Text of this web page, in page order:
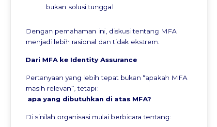
bukan solusi tunggal
Dengan pemahaman ini, diskusi tentang MFA
menjadi lebih rasional dan tidak ekstrem.
Dari MFA ke Identity Assurance
Pertanyaan yang lebih tepat bukan “apakah MFA
masih relevan”, tetapi:
apa yang dibutuhkan di atas MFA?
Di sinilah organisasi mulai berbicara tentang: